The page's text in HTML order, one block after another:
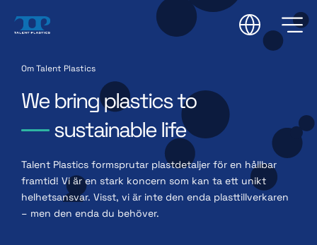
Om Talent Plastics
We bring plastics to
sustainable life
Talent Plastics formsprutar plastdetaljer för en hållbar
framtid! Vi är en stark koncern som kan ta ett unikt
helhetsansvar. Visst, vi är inte den enda plasttillverkaren
– men den enda du behöver.